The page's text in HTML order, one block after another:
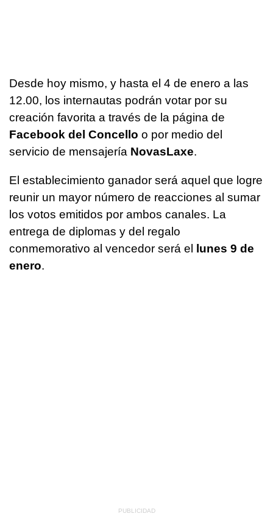
Desde hoy mismo, y hasta el 4 de enero a las
12.00, los internautas podrán votar por su
creación favorita a través de la página de
Facebook del Concello o por medio del
servicio de mensajería NovasLaxe.
El establecimiento ganador será aquel que logre
reunir un mayor número de reacciones al sumar
los votos emitidos por ambos canales. La
entrega de diplomas y del regalo
conmemorativo al vencedor será el lunes 9 de
enero.